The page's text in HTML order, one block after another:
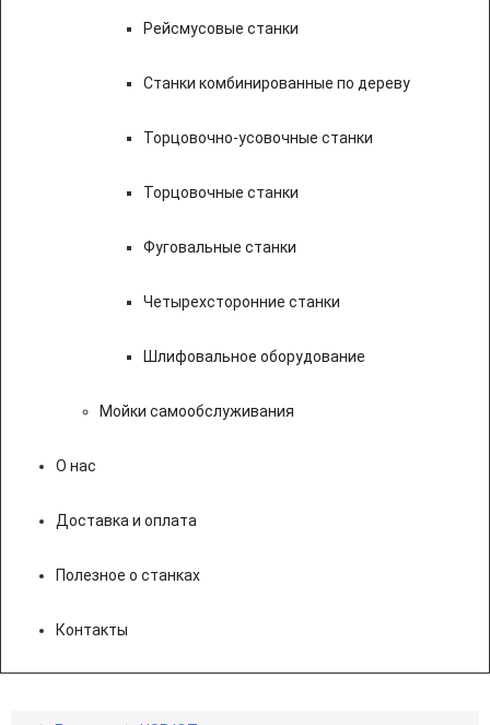
Рейсмусовые станки
Станки комбинированные по дереву
Торцовочно-усовочные станки
Торцовочные станки
Фуговальные станки
Четырехсторонние станки
Шлифовальное оборудование
Мойки самообслуживания
О нас
Доставка и оплата
Полезное о станках
Контакты